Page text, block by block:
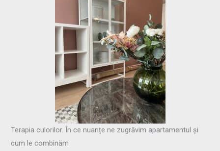
Terapia culorilor. În ce nuanțe ne zugrăvim apartamentul și
cum le combinăm